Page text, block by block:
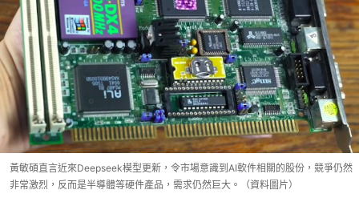
黃敏碩直言近來Deepseek模型更新，令市場意識到AI軟件相關的股份，競爭仍然
非常激烈，反而是半導體等硬件產品，需求仍然巨大。（資料圖片）